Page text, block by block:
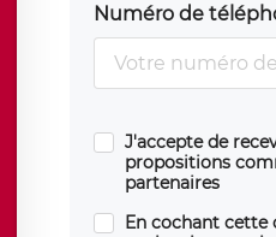
Numéro de
J'accepte de
propositions
partenaires
En cochant cette